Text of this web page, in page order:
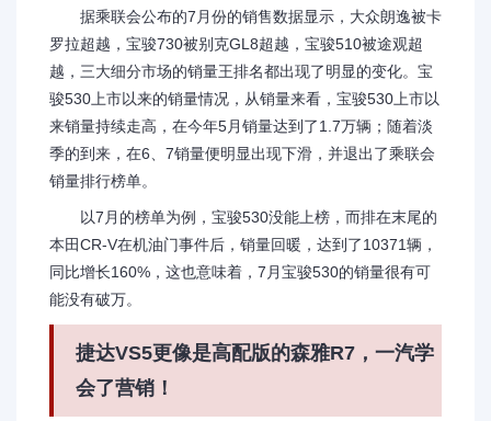
据乘联会公布的7月份的销售数据显示，大众朗逸被卡
罗拉超越，宝骏730被别克GL8超越，宝骏510被途观超
越，三大细分市场的销量王排名都出现了明显的变化。宝
骏530上市以来的销量情况，从销量来看，宝骏530上市以
来销量持续走高，在今年5月销量达到了1.7万辆；随着淡
季的到来，在6、7销量便明显出现下滑，并退出了乘联会
销量排行榜单。
以7月的榜单为例，宝骏530没能上榜，而排在末尾的
本田CR-V在机油门事件后，销量回暖，达到了10371辆，
同比增长160%，这也意味着，7月宝骏530的销量很有可
能没有破万。
捷达VS5更像是高配版的森雅R7，一汽学
会了营销！